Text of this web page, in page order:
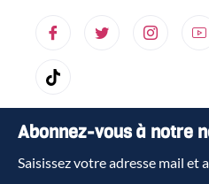
Abonnez-vous à notre
Saisissez votre adresse mail